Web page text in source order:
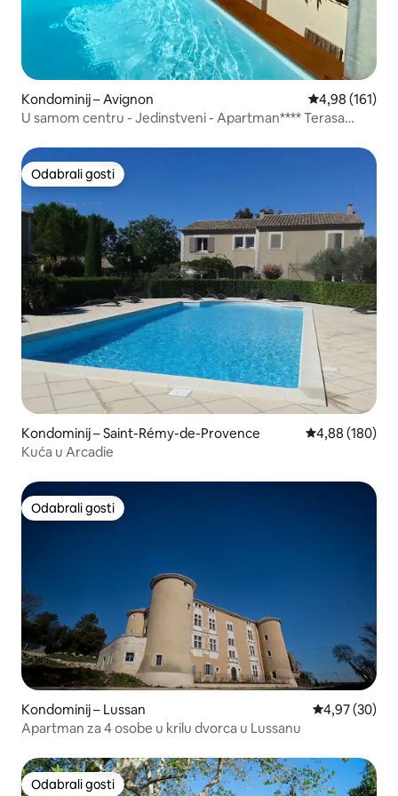
Kondominij – Avignon Prosječna
4,98 (161)
U samom centru - Jedinstveni - Apartman**** Terasa
Odabrali gosti
Odabrali gosti
Kondominij – Saint-Rémy-de-Provence Prosječna
4,88 (180)
Kuća u Arcadie
Odabrali gosti
Odabrali gosti
Kondominij – Lussan Prosječna
4,97 (30)
Apartman za 4 osobe u krilu dvorca u Lussanu
Odabrali gosti
Odabrali gosti